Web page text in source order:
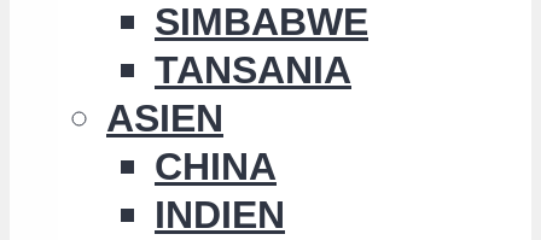
SIMBABWE
TANSANIA
ASIEN
CHINA
INDIEN